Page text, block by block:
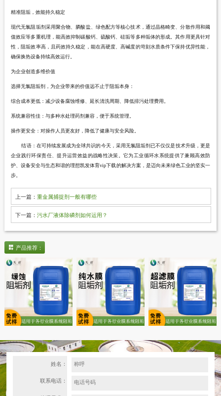
精准阻垢，效能持久稳定
现代无氯阻垢剂采用聚合物、膦酸盐、绿色配方等核心技术，通过晶格畸变、分散作用和阈
值效应等多重机理，能高效抑制碳酸钙、硫酸钙、硅垢等多种垢体的形成。其作用更具针对
性，阻垢效率高，且药效持久稳定，能在高硬度、高碱度的苛刻水质条件下保持优异性能，
确保换热设备持续高效运行。
为企业创造多维价值
选择无氯阻垢剂，为企业带来的价值远不止于阻垢本身：
综合成本更低：减少设备腐蚀维修、延长清洗周期、降低排污处理费用。
系统兼容性佳：与多种水处理药剂兼容，便于系统管理。
操作更安全：对操作人员更友好，降低了健康与安全风险。
结语：在可持续发展成为全球共识的今天，采用无氯阻垢剂已不仅仅是技术升级，更是
企业践行环保责任、提升运营效益的战略性决策。它为工业循环水系统提供了兼顾高效防
护、设备安全与生态和谐的理想凯发体育vip下载的解决方案，是迈向未来绿色工业的坚实一
步。
上一篇：重金属捕捉剂一般有哪些
下一篇：污水厂液体除磷剂如何运用？
产品推荐：
姓名：
联系电话：